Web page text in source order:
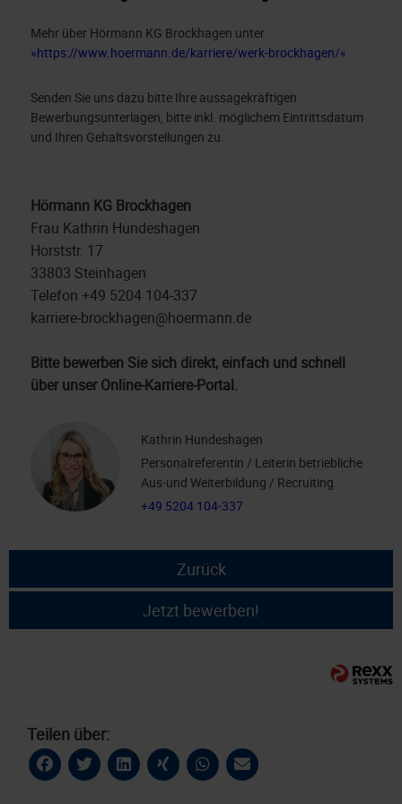
Mehr über Hörmann KG Brockhagen unter
https://www.hoermann.de/karriere/werk-brockhagen/
Senden Sie uns dazu bitte Ihre aussagekräftigen
Bewerbungsunterlagen, bitte inkl. möglichem Eintrittsdatum
und Ihren Gehaltsvorstellungen zu.
Hörmann KG Brockhagen
Frau Kathrin Hundeshagen
Horststr. 17
33803 Steinhagen
Telefon +49 5204 104-337
karriere-brockhagen@hoermann.de
Bitte bewerben Sie sich direkt, einfach und schnell
über unser Online-Karriere-Portal.
Kathrin Hundeshagen
Personalreferentin / Leiterin betriebliche
Aus-und Weiterbildung / Recruiting
+49 5204 104-337
Zurück
Jetzt bewerben!
Teilen über: